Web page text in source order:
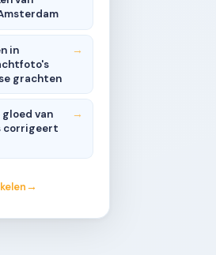
in
grachten
gloed van
corrigeert